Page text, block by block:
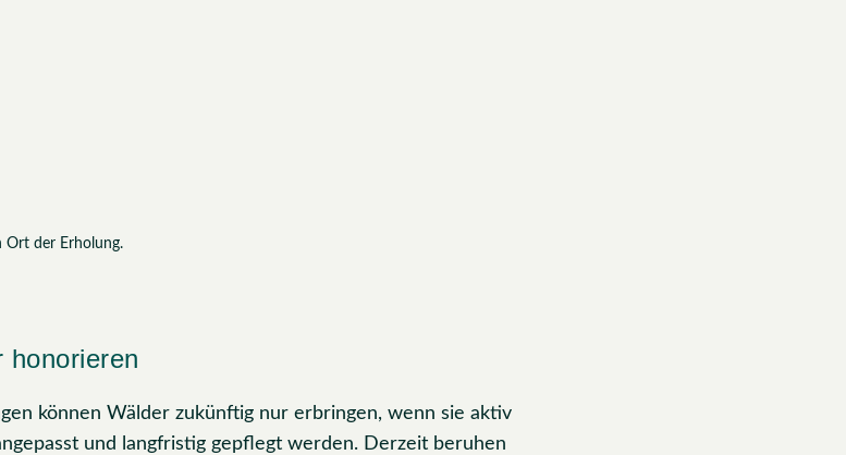
Ort der Erholung.
honorieren
können Wälder zukünftig nur erbringen, wenn sie aktiv
und langfristig gepflegt werden. Derzeit beruhen